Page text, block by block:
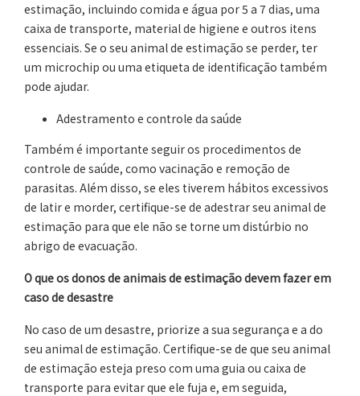
estimação, incluindo comida e água por 5 a 7 dias, uma
caixa de transporte, material de higiene e outros itens
essenciais. Se o seu animal de estimação se perder, ter
um microchip ou uma etiqueta de identificação também
pode ajudar.
Adestramento e controle da saúde
Também é importante seguir os procedimentos de
controle de saúde, como vacinação e remoção de
parasitas. Além disso, se eles tiverem hábitos excessivos
de latir e morder, certifique-se de adestrar seu animal de
estimação para que ele não se torne um distúrbio no
abrigo de evacuação.
O que os donos de animais de estimação devem fazer em
caso de desastre
No caso de um desastre, priorize a sua segurança e a do
seu animal de estimação. Certifique-se de que seu animal
de estimação esteja preso com uma guia ou caixa de
transporte para evitar que ele fuja e, em seguida,